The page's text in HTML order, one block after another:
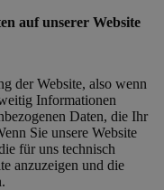
auf unserer Website
der Website, also wenn
Informationen
Daten, die Ihr
Sie unsere Website
für uns technisch
anzuzeigen und die